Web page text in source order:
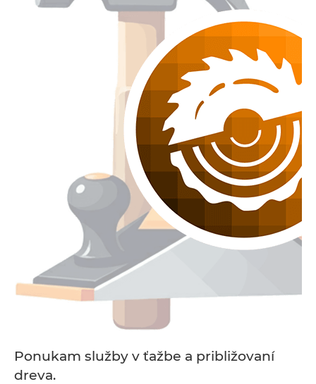
Ponukam služby v ťažbe a približovaní
dreva.